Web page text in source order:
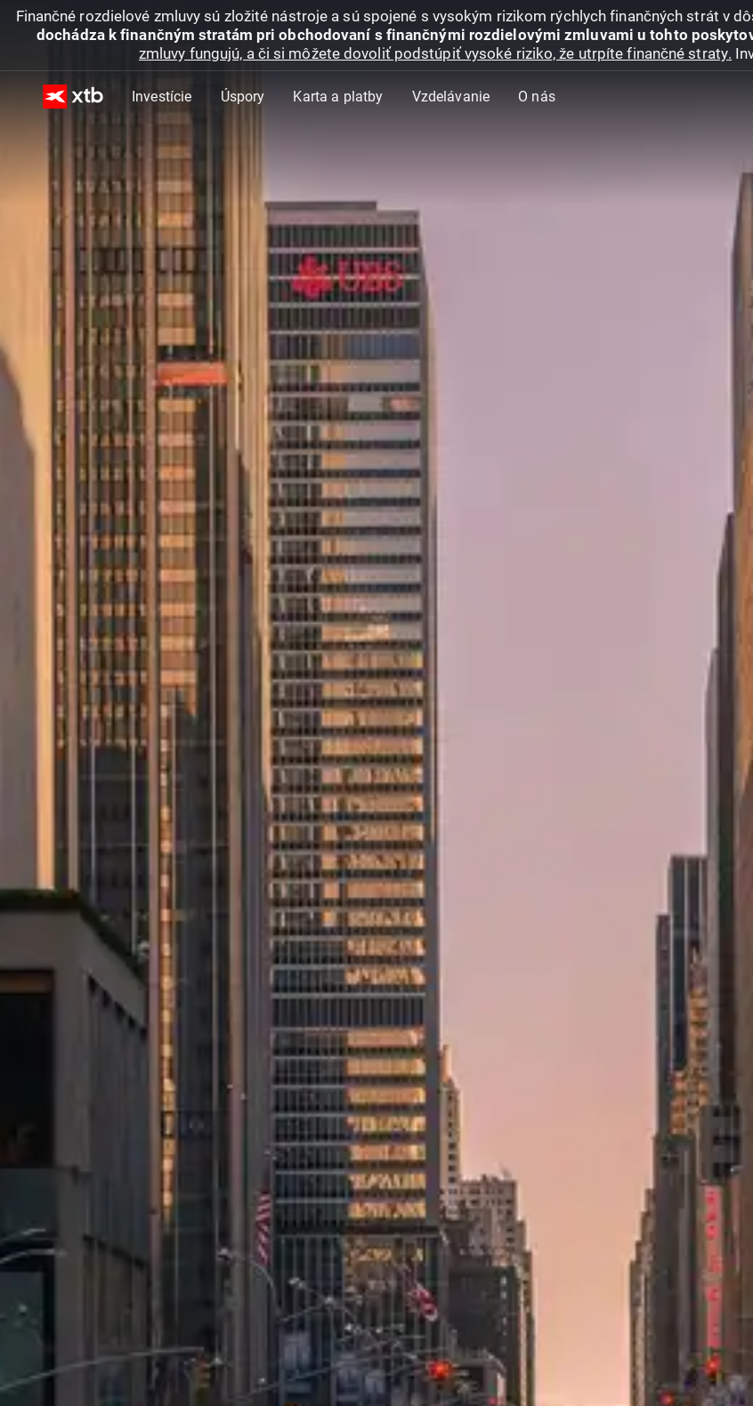
Finančné rozdielové zmluvy sú zložité nástroje a sú spojené s vysokým rizikom rýchlych finančných strát v
dochádza k finančným stratám pri obchodovaní s finančnými rozdielovými zmluvami u tohto
zmluvy fungujú, a či si môžete dovoliť podstúpiť vysoké riziko, že utrpíte finančné straty.
Investície Úspory Karta a platby Vzdelávanie O nás